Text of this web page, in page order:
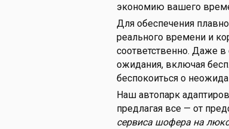
экономию вашего
Для обеспечения
реального времени и
соответственно. Даже
ожидания, включая
беспокоиться о
Наш автопарк
предлагая все — от
сервиса шофера на